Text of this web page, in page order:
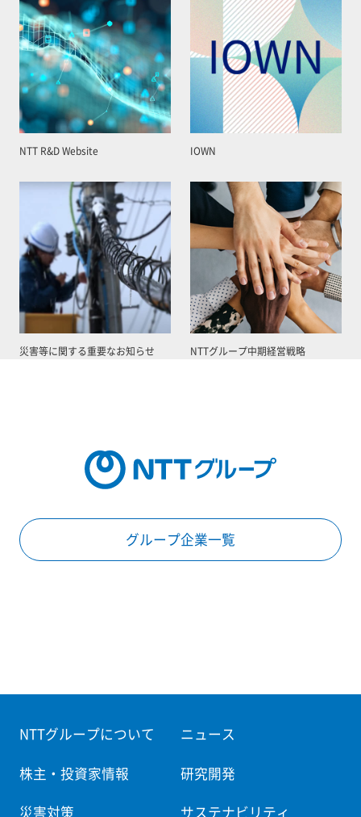
NTT R&D Website IOWN
災害等に関する重要なお知らせ NTTグループ中期経営戦略
グループ企業一覧
NTTグループについて ニュース
株主・投資家情報 研究開発
災害対策 サステナビリティ